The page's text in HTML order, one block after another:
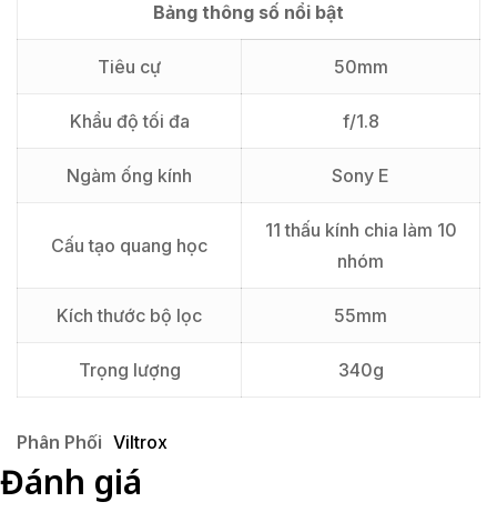
Bảng thông số nổi bật
Tiêu cự 50mm
Khẩu độ tối đa f/1.8
Ngàm ống kính Sony E
Cấu tạo quang học
11 thấu kính chia làm 10
nhóm
Kích thước bộ lọc 55mm
Trọng lượng 340g
Phân Phối Viltrox
Đánh giá